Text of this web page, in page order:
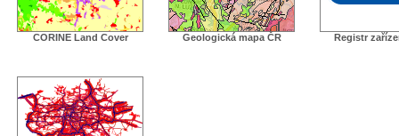
CORINE Land Cover Geologická mapa ČR Registr